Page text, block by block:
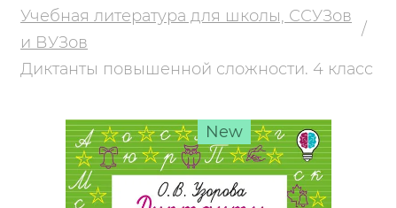
Учебная литература для школы, ССУЗов
и ВУЗов
Диктанты повышенной сложности. 4 класс
New